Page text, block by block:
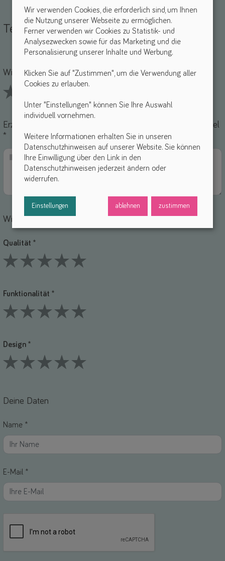
Teile deine Erfahrungen
Wie findest du dieses Hilfsmittel? *
2 Stars3 Stars4 Stars5 Stars
Erzähle uns von deinen Erfahrungen mit diesem Hilfsmittel
*
Wie bewertest du die einzelnen Punkte?
Qualität *
Funktionalität *
Design *
Deine Daten
Name *
E-Mail *
Wir verwenden Cookies, die erforderlich sind, um Ihnen
die Nutzung unserer Webseite zu ermöglichen.
Ferner verwenden wir Cookies zu Statistik- und
Analysezwecken sowie für das Marketing und die
Personalisierung unserer Inhalte und Werbung.
Klicken Sie auf "Zustimmen", um die Verwendung aller
Cookies zu erlauben.
Unter "Einstellungen" können Sie Ihre Auswahl
individuell vornehmen.
Weitere Informationen erhalten Sie in unseren
Datenschutzhinweisen auf unserer Website. Sie können
Ihre Einwilligung über den Link in den
Datenschutzhinweisen jederzeit ändern oder
widerrufen.
Einstellungen ablehnen zustimmen